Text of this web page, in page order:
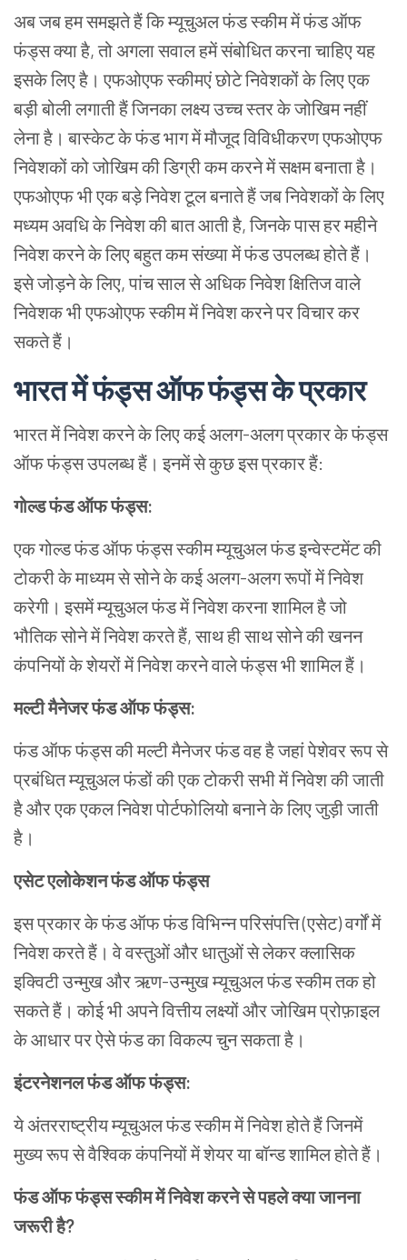
अब जब हम समझते हैं कि म्यूचुअल फंड स्कीम मेंफंड ऑफ
फंड्सक्या है, तो अगला सवाल हमें संबोधित करना चाहिए यह
इसके लिए है। एफओएफ स्कीमएं छोटे निवेशकों के लिए एक
बड़ी बोली लगाती हैं जिनका लक्ष्य उच्च स्तर के जोखिम नहीं
लेना है। बास्केट के फंड भाग में मौजूद विविधीकरण एफओएफ
निवेशकों को जोखिम की डिग्री कम करने में सक्षम बनाता है।
एफओएफ भी एक बड़े निवेश टूल बनाते हैं जब निवेशकों के लिए
मध्यम अवधि के निवेश की बात आती है, जिनके पास हर महीने
निवेश करने के लिए बहुत कम संख्या में फंड उपलब्ध होते हैं।
इसे जोड़ने के लिए, पांच साल से अधिक निवेश क्षितिज वाले
निवेशक भी एफओएफ स्कीम में निवेश करने पर विचार कर
सकते हैं।
भारत में फंड्स ऑफ फंड्स के प्रकार
भारत में निवेश करने के लिए कई अलग-अलग प्रकार केफंड्स
ऑफ फंड्सउपलब्ध हैं। इनमें से कुछ इस प्रकार हैं:
गोल्ड फंड ऑफ फंड्स:
एक गोल्ड फंड ऑफ फंड्स स्कीम म्यूचुअल फंड इन्वेस्टमेंट की
टोकरी के माध्यम से सोने के कई अलग-अलग रूपों में निवेश
करेगी। इसमें म्यूचुअल फंड में निवेश करना शामिल है जो
भौतिक सोने में निवेश करते हैं, साथ ही साथ सोने की खनन
कंपनियों के शेयरों में निवेश करने वाले फंड्स भी शामिल हैं।
मल्टी मैनेजर फंड ऑफ फंड्स:
फंड ऑफ फंड्स की मल्टी मैनेजर फंडवह है जहां पेशेवर रूप से
प्रबंधित म्यूचुअल फंडों की एक टोकरी सभी में निवेश की जाती
है और एक एकल निवेश पोर्टफोलियो बनाने के लिए जुड़ी जाती
है।
एसेटएलोकेशनफंड ऑफ फंड्स
इस प्रकार के फंड ऑफ फंड विभिन्न परिसंपत्ति (एसेट) वर्गों में
निवेश करते हैं। वे वस्तुओं और धातुओं से लेकर क्लासिक
इक्विटी उन्मुख और ऋण-उन्मुख म्यूचुअल फंड स्कीम तक हो
सकते हैं। कोई भी अपने वित्तीय लक्ष्यों और जोखिम प्रोफ़ाइल
के आधार पर ऐसे फंड का विकल्प चुन सकता है।
इंटरनेशनल फंड ऑफ फंड्स:
ये अंतरराष्ट्रीय म्यूचुअल फंड स्कीम में निवेश होते हैं जिनमें
मुख्य रूप से वैश्विक कंपनियों में शेयर या बॉन्ड शामिल होते हैं।
फंड ऑफ फंड्स स्कीम में निवेश करने से पहले क्या जानना
जरूरी है?